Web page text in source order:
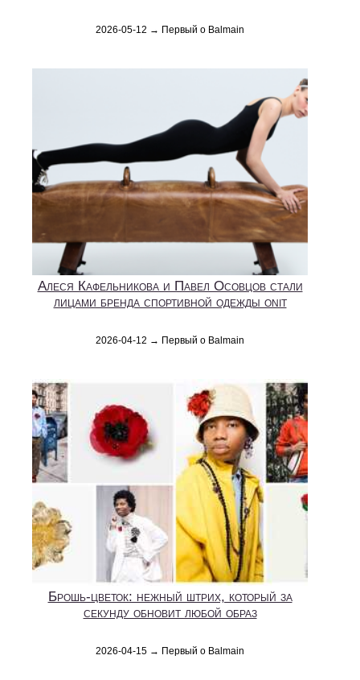
2026-05-12 → Первый о Balmain
Алеся Кафельникова и Павел Осовцов стали
лицами бренда спортивной одежды onit
2026-04-12 → Первый о Balmain
Брошь-цветок: нежный штрих, который за
секунду обновит любой образ
2026-04-15 → Первый о Balmain